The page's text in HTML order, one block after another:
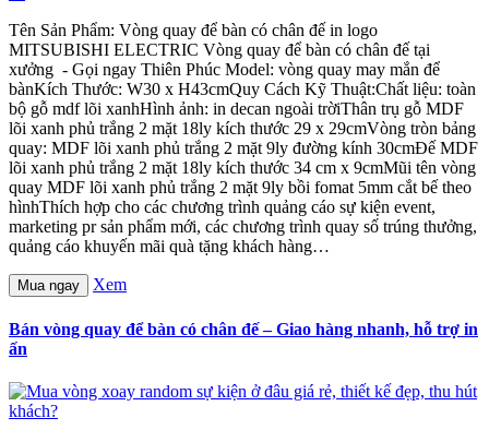
Tên Sản Phẩm: Vòng quay để bàn có chân đế in logo
MITSUBISHI ELECTRIC Vòng quay để bàn có chân đế tại
xưởng - Gọi ngay Thiên Phúc Model: vòng quay may mắn để
bànKích Thước: W30 x H43cmQuy Cách Kỹ Thuật:Chất liệu: toàn
bộ gỗ mdf lõi xanhHình ảnh: in decan ngoài trờiThân trụ gỗ MDF
lõi xanh phủ trắng 2 mặt 18ly kích thước 29 x 29cmVòng tròn bảng
quay: MDF lõi xanh phủ trắng 2 mặt 9ly đường kính 30cmĐế MDF
lõi xanh phủ trắng 2 mặt 18ly kích thước 34 cm x 9cmMũi tên vòng
quay MDF lõi xanh phủ trắng 2 mặt 9ly bồi fomat 5mm cắt bế theo
hìnhThích hợp cho các chương trình quảng cáo sự kiện event,
marketing pr sản phẩm mới, các chương trình quay số trúng thưởng,
quảng cáo khuyến mãi quà tặng khách hàng…
Mua ngay Xem
Bán vòng quay để bàn có chân đế – Giao hàng nhanh, hỗ trợ in
ấn